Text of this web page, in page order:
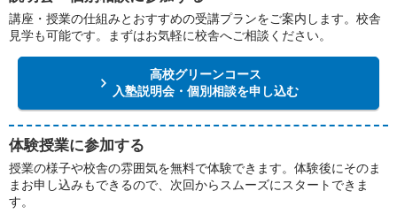
講座・授業の仕組みとおすすめの受講プランをご案内します。校舎
見学も可能です。まずはお気軽に校舎へご相談ください。
高校グリーンコース
入塾説明会・個別相談を申し込む
体験授業に参加する
授業の様子や校舎の雰囲気を無料で体験できます。体験後にそのま
まお申し込みもできるので、次回からスムーズにスタートできま
す。